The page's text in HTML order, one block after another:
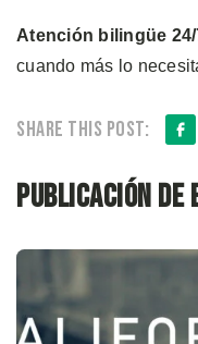
Atención bilingüe 24/
cuando más lo
Share this post:
Publicación